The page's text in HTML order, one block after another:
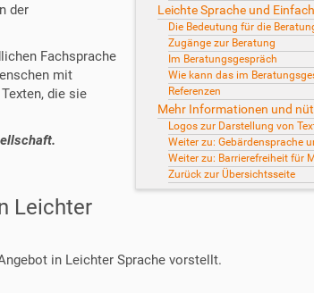
Leichte Sprache und
Die Bedeutung für die
Zugänge zur Beratung
Im Beratungsgespräch
Wie kann das im
Referenzen
Mehr Informationen und
Logos zur Darstellung von
Weiter zu: Gebärdensprache
Weiter zu: Barrierefreiheit für
Zurück zur Übersichtsseite
der
Fachsprache
mit
die sie
Leichter
in Leichter Sprache vorstellt.